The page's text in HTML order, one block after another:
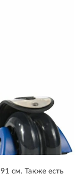
см. Также есть